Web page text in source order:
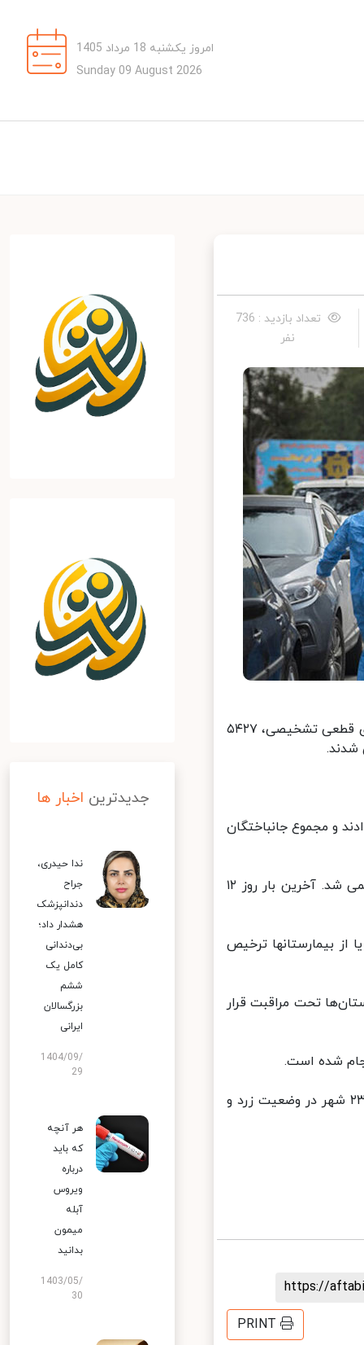
امروز یکشنبه 18 مرداد 1405
Sunday 09 August 2026
تعداد بازدید : 736
نفر
بنابر اعلام وزارت بهداشت از دیروز تا امروز( ۱ آذر ۱۴۰۰ ) و بر اساس معیارهای قطعی تشخیصی، ۵۴۲۷
جان خود را از دست دادند و مجموع جانباختگان
امروز پس از گذشت ۲۳۴ روز آمار مرگ و میر روزانه بیماران کووید۱۹ دو رقمی شد. آخرین بار روز ۱۲
بهبود یافته و یا از بیمارستانها ترخیص
بیمارستان‌ها تحت مراقبت قرار
در حال حاضر ۸ شهر کشور در وضعیت قرمز، ۵۸ شهر در وضعیت نارنجی، ۲۳۶ شهر در وضعیت زرد و
https://
PRINT
جدیدترین اخبار ها
ندا حیدری،
جراح
دندانپزشک
هشدار داد؛
بی‌دندانی
کامل یک
ششم
بزرگسالان
ایرانی
1404/09/
29
هر آنچه
که باید
درباره
ویروس
آبله
میمون
بدانید
1403/05/
30